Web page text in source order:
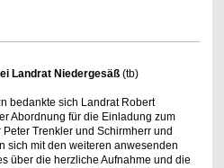
Landrat Niedergesäß(tb)
bedankte sich Landrat Robert
Abordnung für die Einladung zum
Trenkler und Schirmherr und
sich mit den weiteren anwesenden
über die herzliche Aufnahme und die